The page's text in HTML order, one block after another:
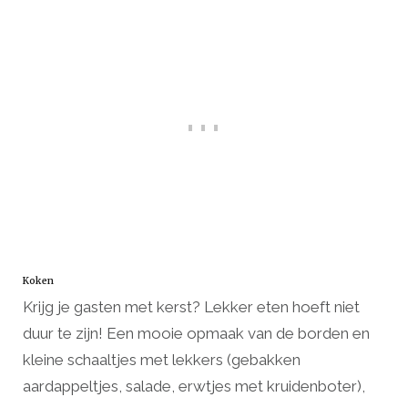
Koken
Krijg je gasten met kerst? Lekker eten hoeft niet
duur te zijn! Een mooie opmaak van de borden en
kleine schaaltjes met lekkers (gebakken
aardappeltjes, salade, erwtjes met kruidenboter),